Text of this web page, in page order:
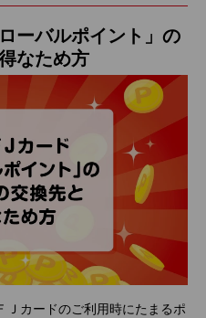
ーバルポイント」の
なため方
Ｊカードのご利用時にたまるポ